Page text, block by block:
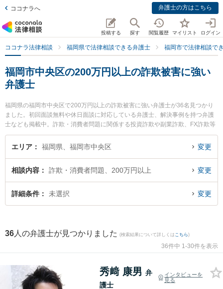
ココナラへ 弁護士の方はこちら
投稿する 探す 閲覧履歴 マイリスト ログイン
ココナラ法律相談 福岡県で法律相談できる弁護士 福岡市で法律相談で
福岡市中央区の200万円以上の詐欺被害に強い
弁護士
福岡県の福岡市中央区で200万円以上の詐欺被害に強い弁護士が36名見つかり
ました。初回面談無料や休日面談に対応している弁護士、解決事例を持つ弁護
士なども掲載中。詐欺・消費者問題に関係する投資詐欺や副業詐欺、FX詐欺等
の細かな分野での絞り込み検索もでき便利です。特に福岡フォワード法律事務
所の秀﨑 康男弁護士や赤坂協同法律事務所の佐宗 光弁護士、天神ベリタス法律
のトラブルを今すぐに弁護士に相談したい』『200万円以上の詐欺被害のトラ
ブル解決の実績豊富な近くの弁護士を検索したい』『初回相談無料で200万円
以上の詐欺被害を法律相談できる福岡市中央区内の弁護士に相談予約したい』
エリア 福岡県、福岡市中央区 変更
相談内容 詐欺・消費者問題、200万円以上 変更
詳細条件 未選択 変更
36 人の弁護士が見つかりました (検索結果について詳しくは こちら)
36件中 1-30件を表示
秀﨑 康男 弁
護士
インタビューを
見る